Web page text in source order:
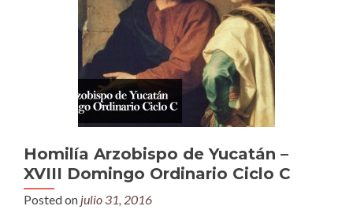
Homilía Arzobispo de Yucatán –
XVIII Domingo Ordinario Ciclo C
Posted on julio 31, 2016